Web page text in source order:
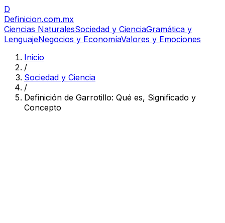
D
Definicion.com.mx
Ciencias NaturalesSociedad y CienciaGramática y
LenguajeNegocios y EconomíaValores y Emociones
Inicio
/
Sociedad y Ciencia
/
Definición de Garrotillo: Qué es, Significado y
Concepto